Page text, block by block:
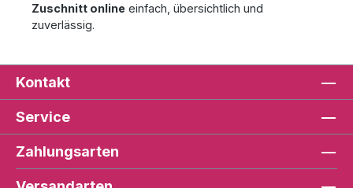
Zuschnitt online einfach, übersichtlich und
zuverlässig.
Kontakt
Service
Zahlungsarten